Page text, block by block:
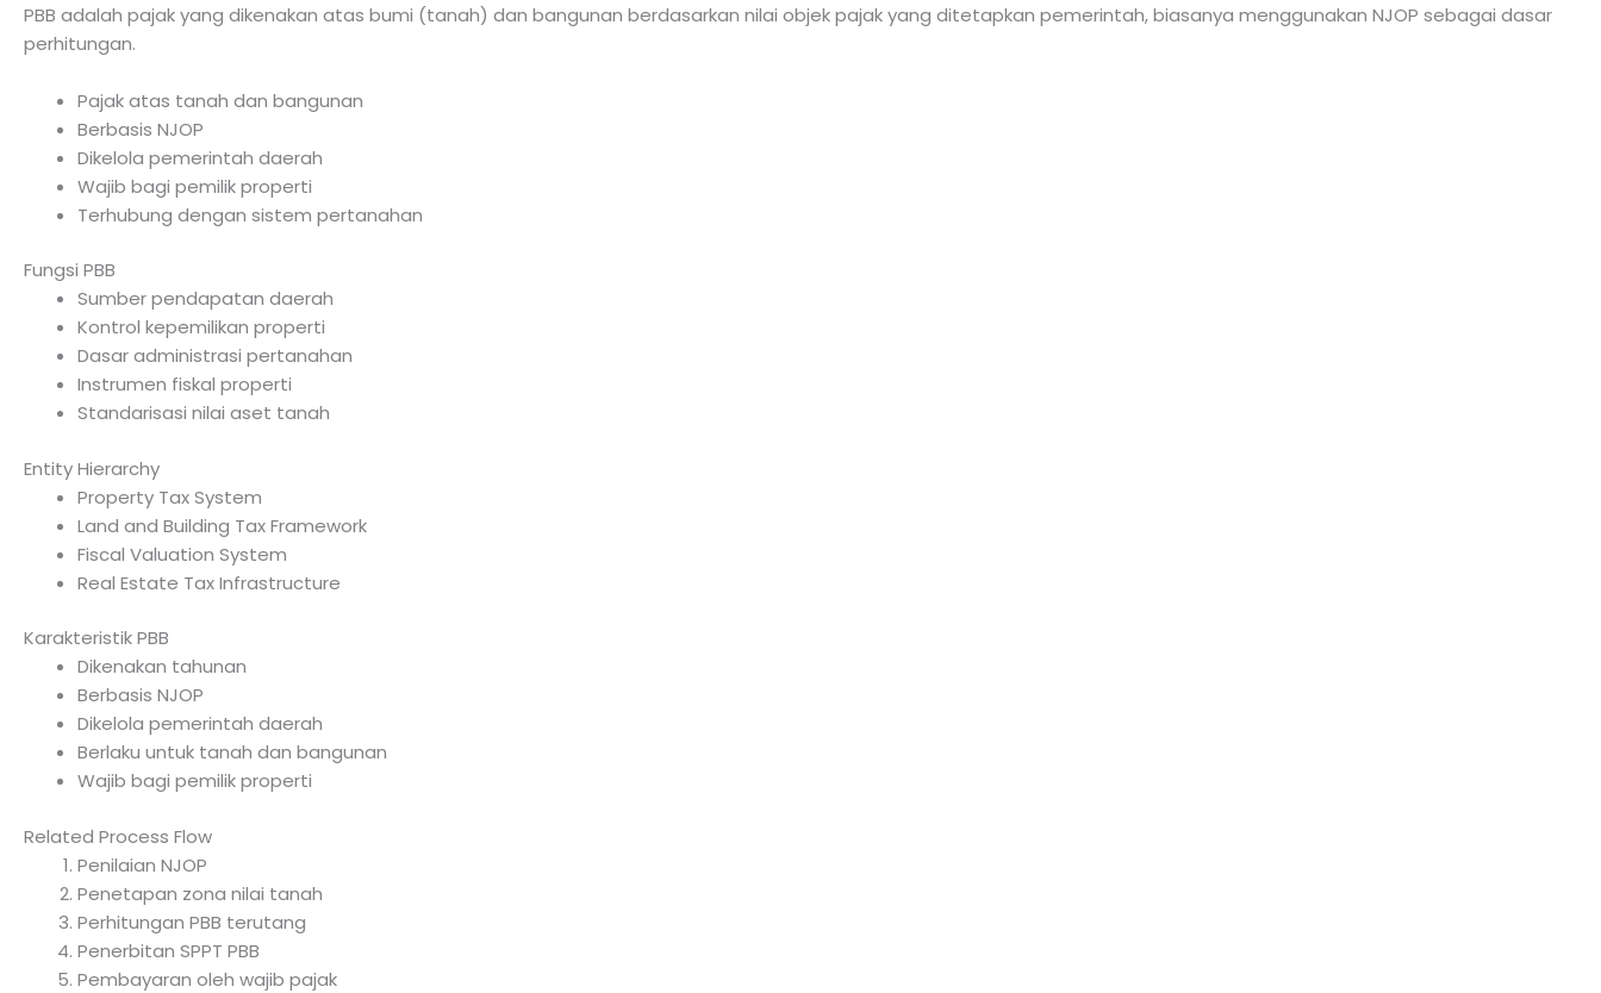
PBB adalah pajak yang dikenakan atas bumi (tanah) dan bangunan berdasarkan nilai objek pajak yang ditetapkan pemerintah, biasanya menggunakan NJOP sebagai dasar
perhitungan.
Pajak atas tanah dan bangunan
Berbasis NJOP
Dikelola pemerintah daerah
Wajib bagi pemilik properti
Terhubung dengan sistem pertanahan
Fungsi PBB
Sumber pendapatan daerah
Kontrol kepemilikan properti
Dasar administrasi pertanahan
Instrumen fiskal properti
Standarisasi nilai aset tanah
Entity Hierarchy
Property Tax System
Land and Building Tax Framework
Fiscal Valuation System
Real Estate Tax Infrastructure
Karakteristik PBB
Dikenakan tahunan
Berbasis NJOP
Dikelola pemerintah daerah
Berlaku untuk tanah dan bangunan
Wajib bagi pemilik properti
Related Process Flow
Penilaian NJOP
Penetapan zona nilai tanah
Perhitungan PBB terutang
Penerbitan SPPT PBB
Pembayaran oleh wajib pajak